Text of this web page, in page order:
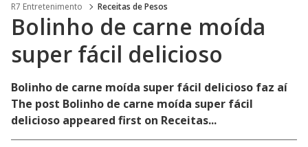
R7 Entretenimento Receitas de Pesos
Bolinho de carne moída
super fácil delicioso
Bolinho de carne moída super fácil delicioso faz aí
The post Bolinho de carne moída super fácil
delicioso appeared first on Receitas...